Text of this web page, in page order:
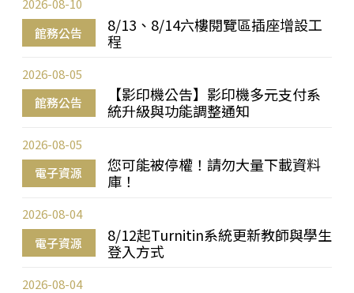
館務公告
8/13、8/14六樓閱覽區插座增設工
程
2026-08-10
館務公告
【影印機公告】影印機多元支付系
統升級與功能調整通知
2026-08-05
電子資源
您可能被停權！請勿大量下載資料
庫！
2026-08-05
電子資源
8/12起Turnitin系統更新教師與學生
登入方式
2026-08-04
2026-08-04